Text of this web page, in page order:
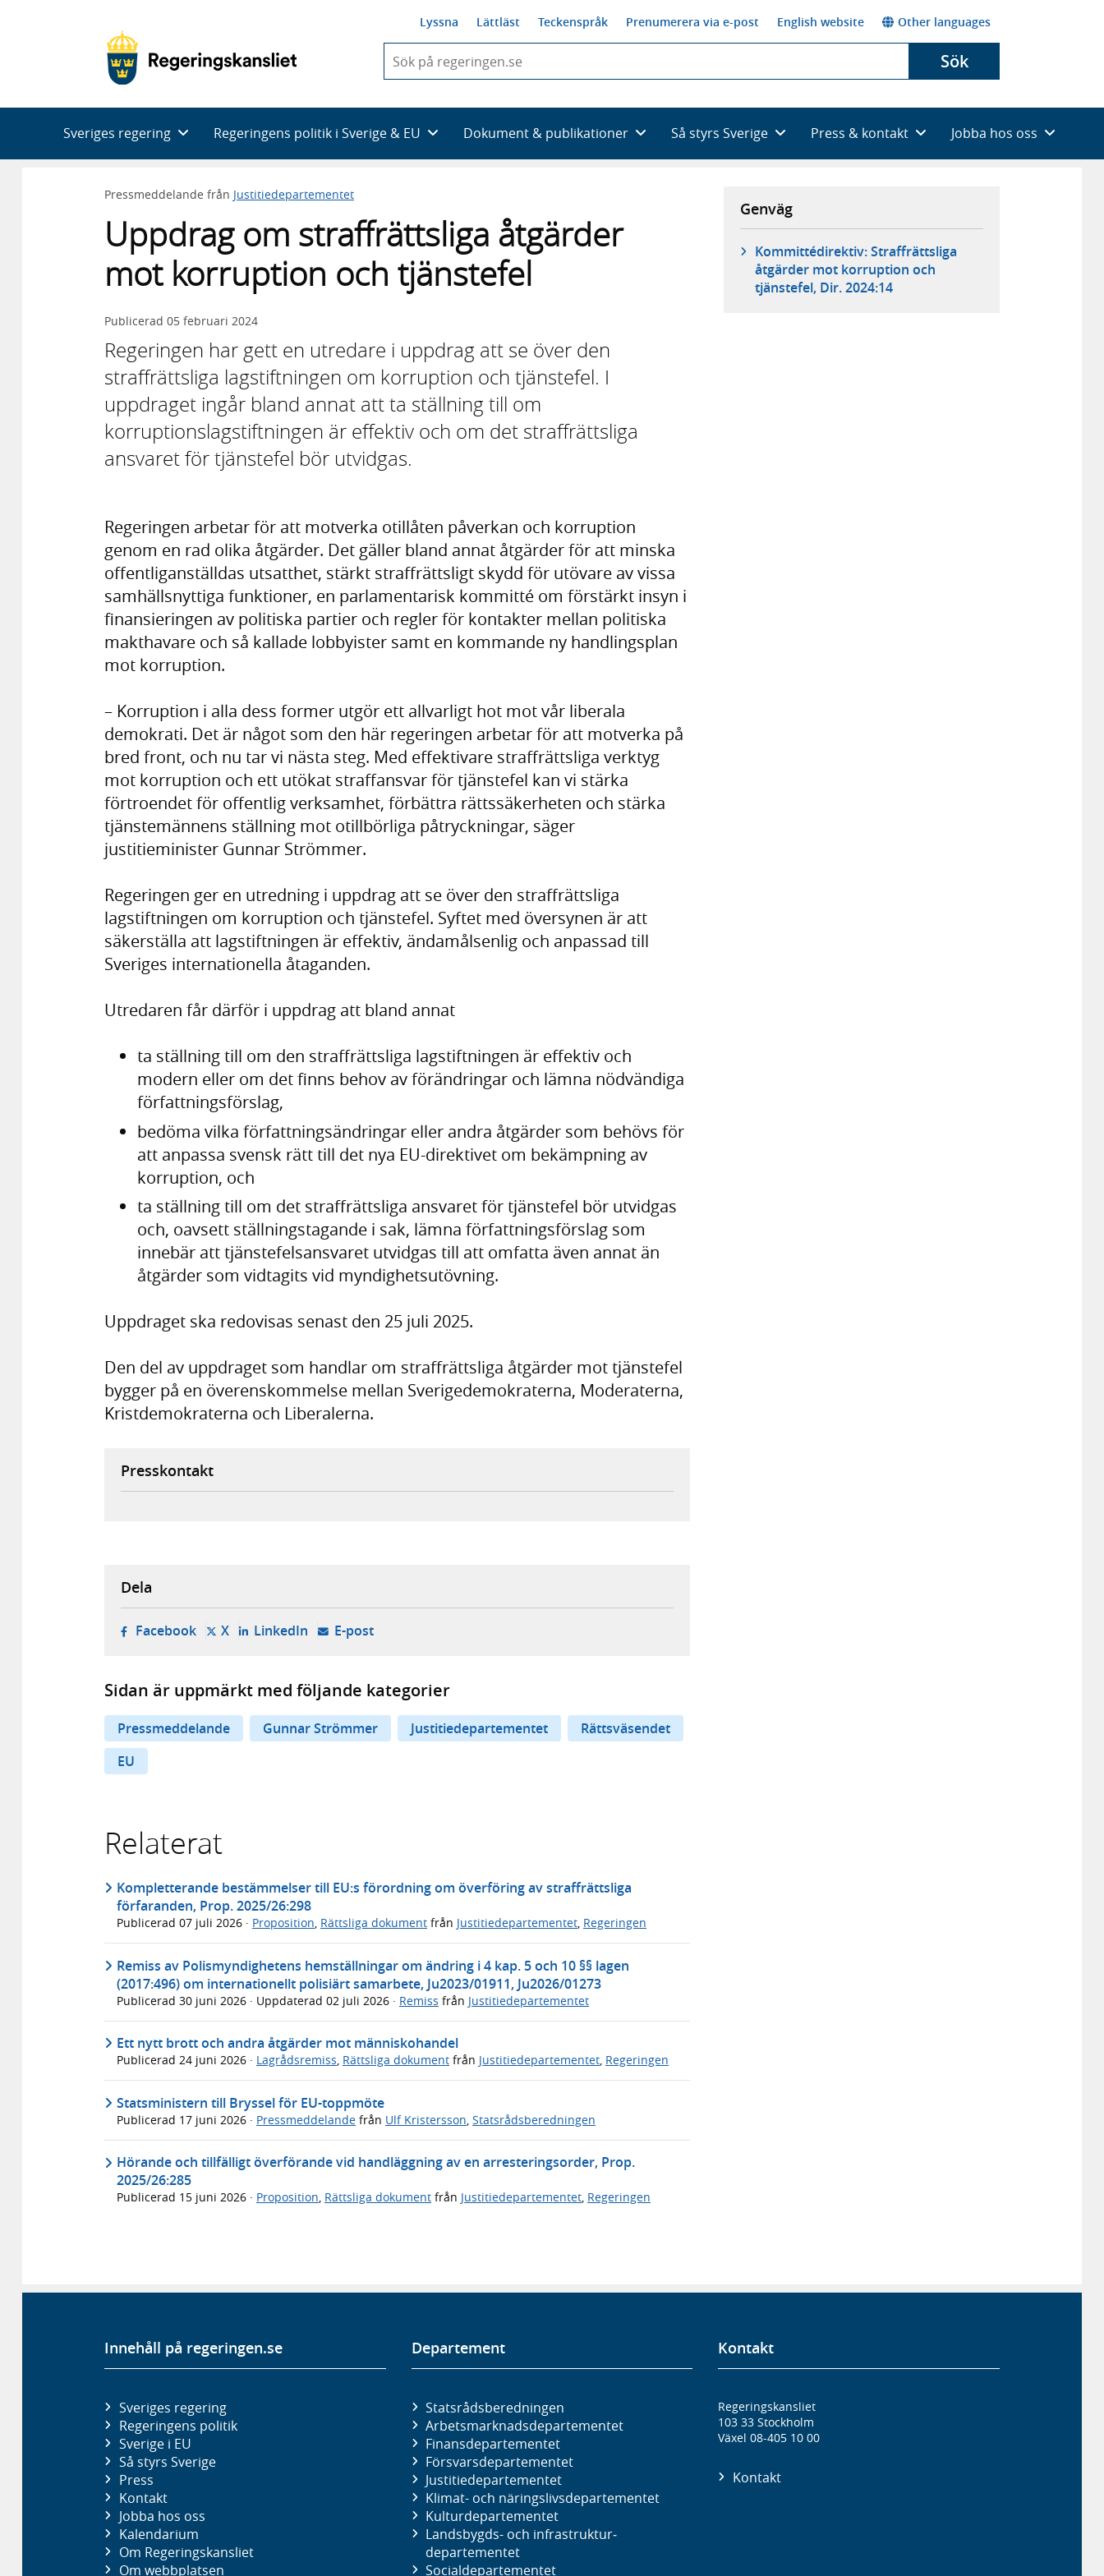
Lyssna Lättläst Teckenspråk Prenumerera via e-post English website Other languages
du
skriva
framträder
en
Sök
Sveriges regering Regeringens politik i Sverige & EU Dokument & publikationer Så styrs Sverige Press & kontakt Jobba hos oss
Pressmeddelande från Justitiedepartementet
Uppdrag om straffrättsliga åtgärder
mot korruption och tjänstefel
Publicerad 05 februari 2024
Regeringen har gett en utredare i uppdrag att se över den
straffrättsliga lagstiftningen om korruption och tjänstefel. I
uppdraget ingår bland annat att ta ställning till om
korruptionslagstiftningen är effektiv och om det straffrättsliga
ansvaret för tjänstefel bör utvidgas.
Regeringen arbetar för att motverka otillåten påverkan och korruption
genom en rad olika åtgärder. Det gäller bland annat åtgärder för att minska
offentliganställdas utsatthet, stärkt straffrättsligt skydd för utövare av vissa
samhällsnyttiga funktioner, en parlamentarisk kommitté om förstärkt insyn i
finansieringen av politiska partier och regler för kontakter mellan politiska
makthavare och så kallade lobbyister samt en kommande ny handlingsplan
mot korruption.
– Korruption i alla dess former utgör ett allvarligt hot mot vår liberala
demokrati. Det är något som den här regeringen arbetar för att motverka på
bred front, och nu tar vi nästa steg. Med effektivare straffrättsliga verktyg
mot korruption och ett utökat straffansvar för tjänstefel kan vi stärka
förtroendet för offentlig verksamhet, förbättra rättssäkerheten och stärka
tjänstemännens ställning mot otillbörliga påtryckningar, säger
justitieminister Gunnar Strömmer.
Regeringen ger en utredning i uppdrag att se över den straffrättsliga
lagstiftningen om korruption och tjänstefel. Syftet med översynen är att
säkerställa att lagstiftningen är effektiv, ändamålsenlig och anpassad till
Sveriges internationella åtaganden.
Utredaren får därför i uppdrag att bland annat
ta ställning till om den straffrättsliga lagstiftningen är effektiv och
modern eller om det finns behov av förändringar och lämna nödvändiga
författningsförslag,
bedöma vilka författningsändringar eller andra åtgärder som behövs för
att anpassa svensk rätt till det nya EU-direktivet om bekämpning av
korruption, och
ta ställning till om det straffrättsliga ansvaret för tjänstefel bör utvidgas
och, oavsett ställningstagande i sak, lämna författningsförslag som
innebär att tjänstefelsansvaret utvidgas till att omfatta även annat än
åtgärder som vidtagits vid myndighetsutövning.
Uppdraget ska redovisas senast den 25 juli 2025.
Den del av uppdraget som handlar om straffrättsliga åtgärder mot tjänstefel
bygger på en överenskommelse mellan Sverigedemokraterna, Moderaterna,
Kristdemokraterna och Liberalerna.
Presskontakt
Genväg
Kommittédirektiv: Straffrättsliga
åtgärder mot korruption och
tjänstefel, Dir. 2024:14
Dela
Facebook- öppnas i ny flik, extern webbplats,
X- öppnas i ny flik, extern webbplats,
LinkedIn- öppnas i ny flik, extern webbplats,
E-post- öppnar din e-postklient,
Sidan är uppmärkt med följande kategorier
Pressmeddelande Gunnar Strömmer Justitiedepartementet
Rättsväsendet
EU
Relaterat
Kompletterande bestämmelser till EU:s förordning om överföring av straffrättsliga
förfaranden, Prop. 2025/26:298
Publicerad 07 juli 2026 · Proposition, Rättsliga dokument från Justitiedepartementet, Regeringen
Remiss av Polismyndighetens hemställningar om ändring i 4 kap. 5 och 10 §§ lagen
(2017:496) om internationellt polisiärt samarbete, Ju2023/01911, Ju2026/01273
Publicerad 30 juni 2026 · Uppdaterad 02 juli 2026 · Remiss från Justitiedepartementet
Ett nytt brott och andra åtgärder mot människohandel
Publicerad 24 juni 2026 · Lagrådsremiss, Rättsliga dokument från Justitiedepartementet, Regeringen
Statsministern till Bryssel för EU-toppmöte
Publicerad 17 juni 2026 · Pressmeddelande från Ulf Kristersson, Statsrådsberedningen
Hörande och tillfälligt överförande vid handläggning av en arresteringsorder, Prop.
2025/26:285
Publicerad 15 juni 2026 · Proposition, Rättsliga dokument från Justitiedepartementet, Regeringen
Innehåll på regeringen.se
Sveriges regering
Regeringens politik
Sverige i EU
Så styrs Sverige
Press
Kontakt
Jobba hos oss
Kalendarium
Om Regeringskansliet
Om webbplatsen
Departement
Statsrådsberedningen
Arbetsmarknads­departementet
Finans­departementet
Försvars­departementet
Justitie­departementet
Klimat- och näringslivs­departementet
Kultur­departementet
Landsbygds- och infrastruktur­
departementet
Social­departementet
Kontakt
Regeringskansliet
103 33 Stockholm
Växel 08-405 10 00
Kontakt